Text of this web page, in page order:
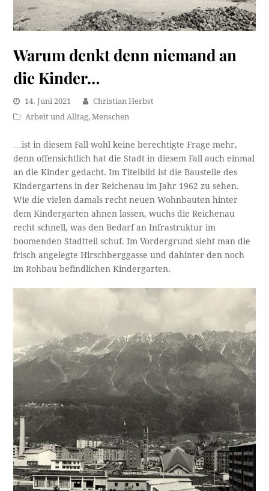
Warum denkt denn niemand an
die Kinder…
14. Juni 2021
Christian Herbst
Arbeit und Alltag,Menschen
…ist in diesem Fall wohl keine berechtigte Frage mehr,
denn offensichtlich hat die Stadt in diesem Fall auch einmal
an die Kinder gedacht. Im Titelbild ist die Baustelle des
Kindergartens in der Reichenau im Jahr 1962 zu sehen.
Wie die vielen damals recht neuen Wohnbauten hinter
dem Kindergarten ahnen lassen, wuchs die Reichenau
recht schnell, was den Bedarf an Infrastruktur im
boomenden Stadtteil schuf. Im Vordergrund sieht man die
frisch angelegte Hirschberggasse und dahinter den noch
im Rohbau befindlichen Kindergarten.